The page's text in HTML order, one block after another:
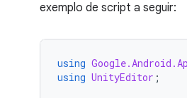
exemplo de script a seguir:
using
using UnityEditor ;